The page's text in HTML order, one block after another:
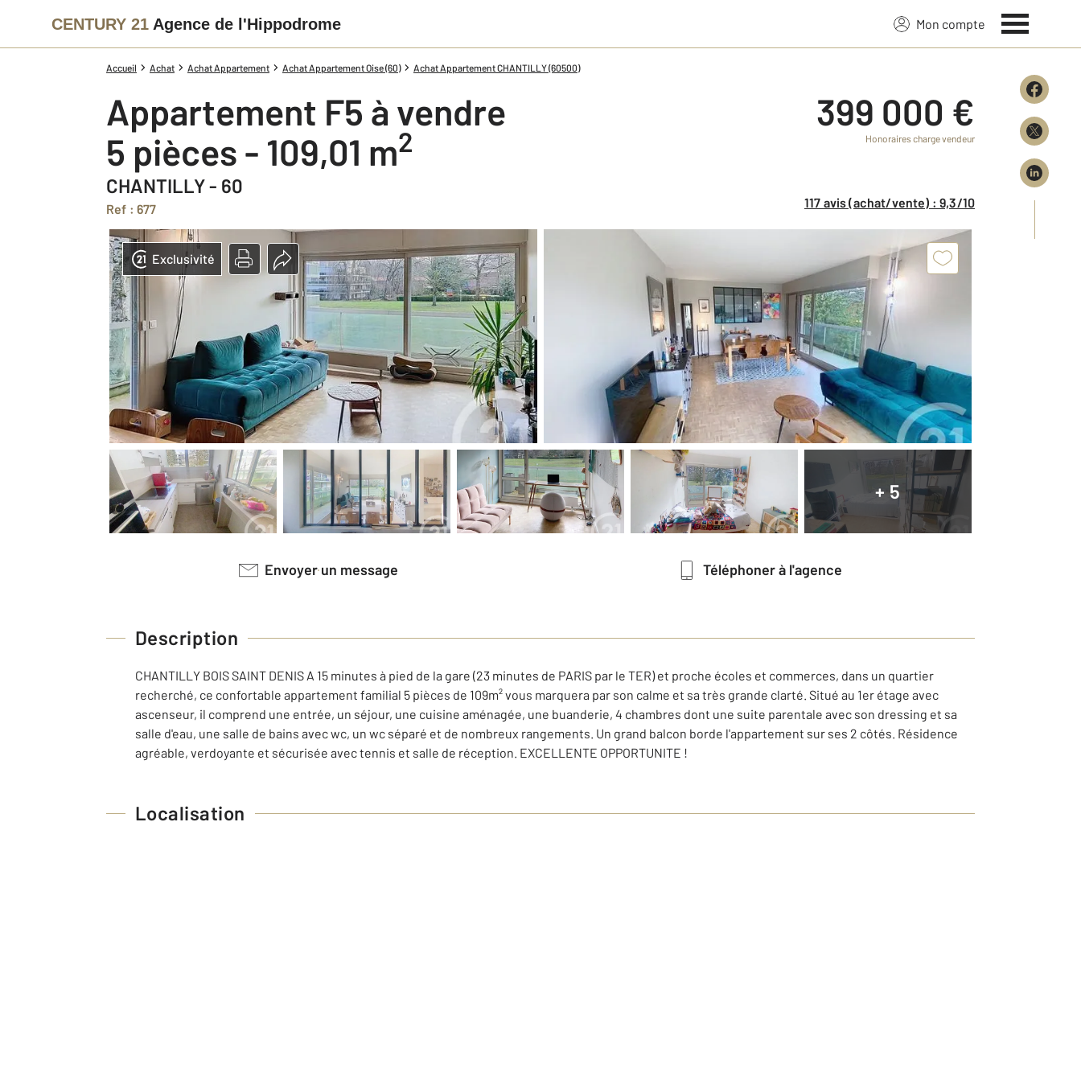
CENTURY 21 Agence de l'Hippodrome Mon compte
Accueil Achat Achat Appartement Achat Appartement Oise (60) Achat Appartement CHANTILLY (60500)
Appartement F5 à vendre
5 pièces - 109,01 m2
CHANTILLY - 60
Ref : 677
399 000 €
Honoraires charge vendeur
117 avis (achat/vente) : 9,3/10
+ 5
Exclusivité
Envoyer un message Téléphoner à l'agence
Description
CHANTILLY BOIS SAINT DENIS A 15 minutes à pied de la gare (23 minutes de PARIS par le TER) et proche écoles et commerces, dans un quartier
recherché, ce confortable appartement familial 5 pièces de 109m² vous marquera par son calme et sa très grande clarté. Situé au 1er étage avec
ascenseur, il comprend une entrée, un séjour, une cuisine aménagée, une buanderie, 4 chambres dont une suite parentale avec son dressing et sa
salle d'eau, une salle de bains avec wc, un wc séparé et de nombreux rangements. Un grand balcon borde l'appartement sur ses 2 côtés. Résidence
agréable, verdoyante et sécurisée avec tennis et salle de réception. EXCELLENTE OPPORTUNITE !
Localisation